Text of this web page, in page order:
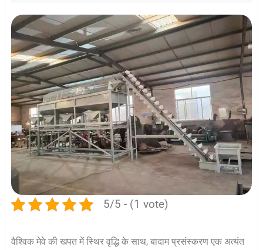
5/5 - (1 vote)
वैश्विक मेवे की खपत में स्थिर वृद्धि के साथ, बादाम प्रसंस्करण एक अत्यंत